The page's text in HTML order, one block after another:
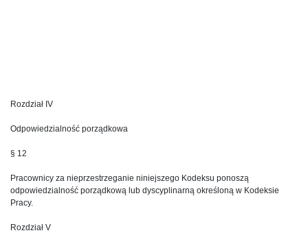
Rozdział IV
Odpowiedzialność porządkowa
§ 12
Pracownicy za nieprzestrzeganie niniejszego Kodeksu ponoszą
odpowiedzialność porządkową lub dyscyplinarną określoną w Kodeksie
Pracy.
Rozdział V